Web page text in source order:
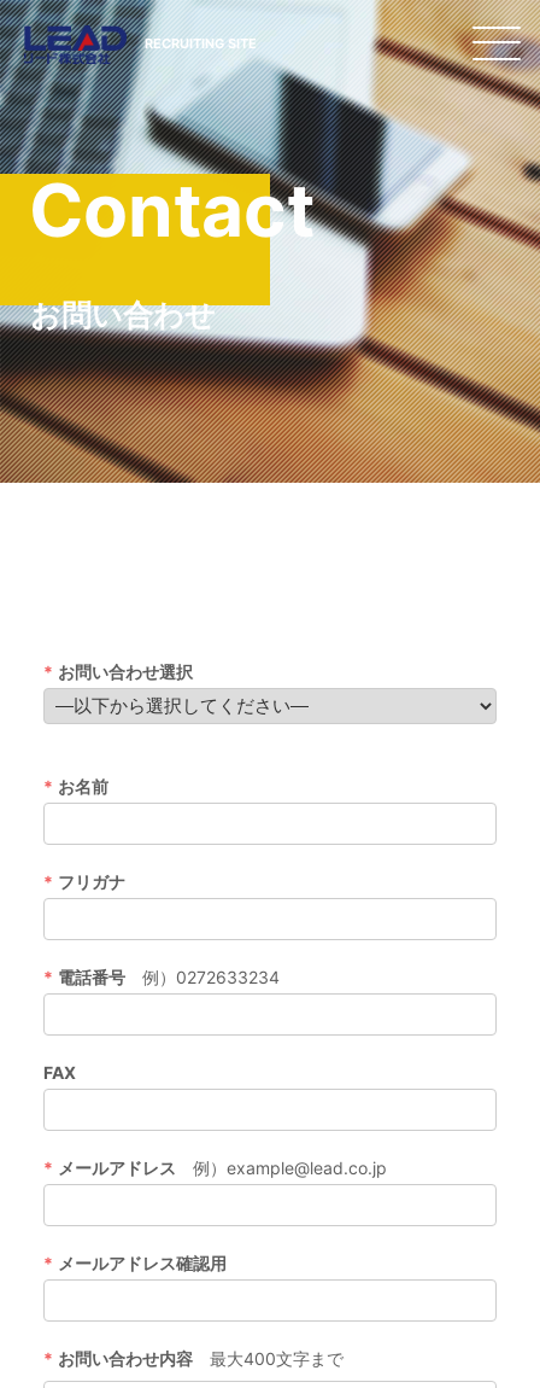
Skip
to
content
RECRUITING SITE
Contact
お問い合わせ
* お問い合わせ選択
* お名前
* フリガナ
* 電話番号 例）0272633234
FAX
* メールアドレス 例）example@lead.co.jp
* メールアドレス確認用
* お問い合わせ内容 最大400文字まで